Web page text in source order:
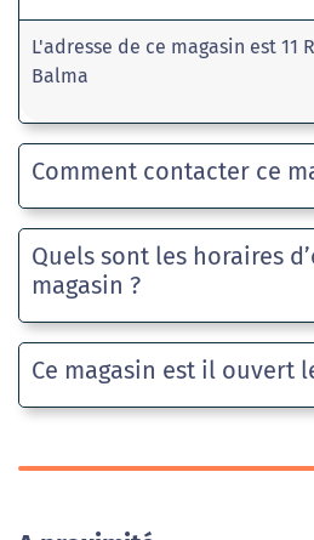
L'adresse de ce magasin est 11
Balma
Comment contacter ce
Quels sont les horaires
magasin ?
Ce magasin est il ouvert